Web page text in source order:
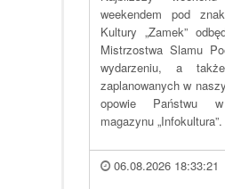
weekendem pod
Kultury „Zamek”
Mistrzostwa Slamu
wydarzeniu, a
zaplanowanych w
opowie Państwu
magazynu
06.08.2026 18:33:21